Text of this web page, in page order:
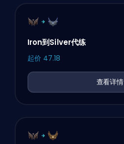
Iron到Silver代练
起价 47.18
查看详情